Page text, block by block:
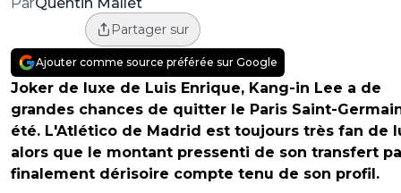
Partager sur
Ajouter comme source préférée sur Google
Joker de luxe de Luis Enrique, Kang-in Lee a de
grandes chances de quitter le Paris Saint-
été. L'Atlético de Madrid est toujours très fan de
alors que le montant pressenti de son transfert
finalement dérisoire compte tenu de son profil.